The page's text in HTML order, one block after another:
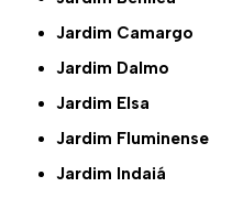
Jardim Camargo
Jardim Dalmo
Jardim Elsa
Jardim Fluminense
Jardim Indaiá